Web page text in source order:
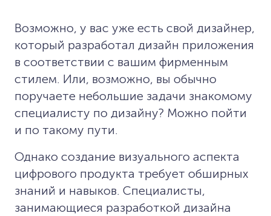
Возможно, у вас уже есть свой дизайнер,
который разработал дизайн приложения
в соответствии с вашим фирменным
стилем. Или, возможно, вы обычно
поручаете небольшие задачи знакомому
специалисту по дизайну? Можно пойти
и по такому пути.
Однако создание визуального аспекта
цифрового продукта требует обширных
знаний и навыков. Специалисты,
занимающиеся разработкой дизайна